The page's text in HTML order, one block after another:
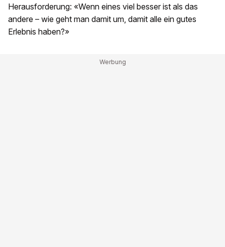
Herausforderung: «Wenn eines viel besser ist als das
andere – wie geht man damit um, damit alle ein gutes
Erlebnis haben?»